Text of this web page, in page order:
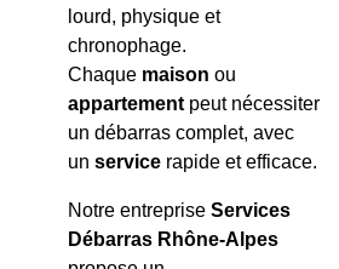
lourd, physique et
chronophage.
Chaque maison ou
appartement peut nécessiter
un débarras complet, avec
un service rapide et efficace.
Notre entreprise Services
Débarras Rhône-Alpes